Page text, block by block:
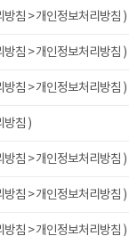
침 > 개인정보처리방침 )
침 > 개인정보처리방침 )
침 > 개인정보처리방침 )
방침 )
침 > 개인정보처리방침 )
침 > 개인정보처리방침 )
침 > 개인정보처리방침 )